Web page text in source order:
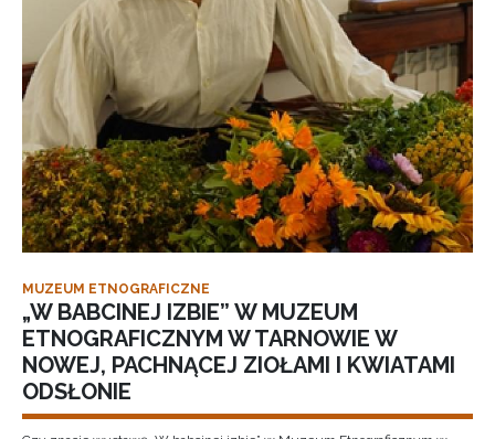
MUZEUM ETNOGRAFICZNE
„W BABCINEJ IZBIE” W MUZEUM
ETNOGRAFICZNYM W TARNOWIE W
NOWEJ, PACHNĄCEJ ZIOŁAMI I KWIATAMI
ODSŁONIE